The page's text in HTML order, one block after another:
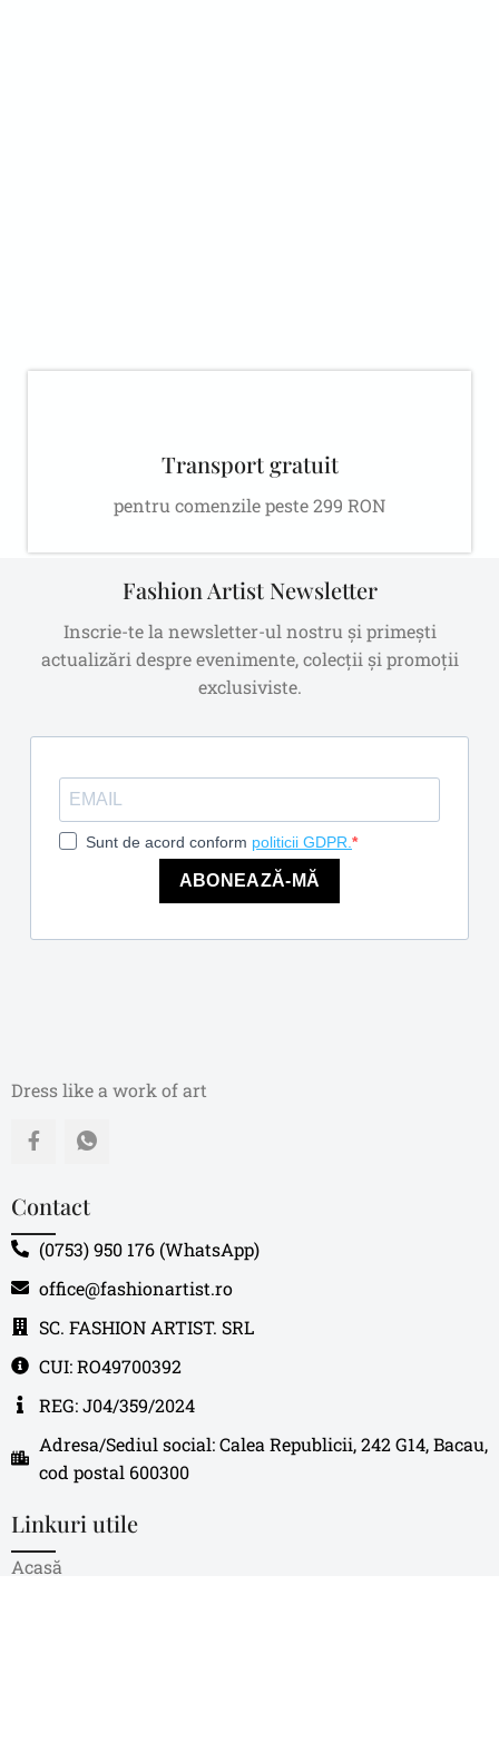
Transport gratuit
pentru comenzile peste 299 RON
Fashion Artist Newsletter
Inscrie-te la newsletter-ul nostru și primești
actualizări despre evenimente, colecții și promoții
exclusiviste.
Sunt de acord conform politicii GDPR.
ABONEAZĂ-MĂ
Dress like a work of art
Contact
(0753) 950 176 (WhatsApp)
office@fashionartist.ro
SC. FASHION ARTIST. SRL
CUI: RO49700392
REG: J04/359/2024
Adresa/Sediul social: Calea Republicii, 242 G14, Bacau,
cod postal 600300
Linkuri utile
Acasă